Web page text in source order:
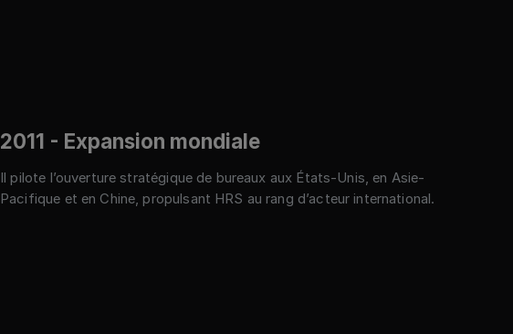
2011 - Expansion mondiale
Il pilote l’ouverture stratégique de bureaux aux États-Unis, en Asie-
Pacifique et en Chine, propulsant HRS au rang d’acteur international.